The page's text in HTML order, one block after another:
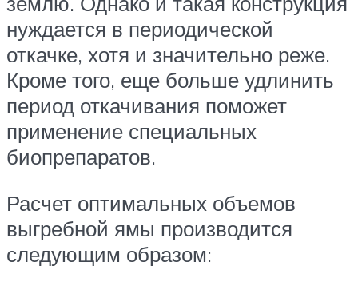
нуждается в периодической
откачке, хотя и значительно реже.
Кроме того, еще больше удлинить
период откачивания поможет
применение специальных
биопрепаратов.
Расчет оптимальных объемов
выгребной ямы производится
следующим образом: